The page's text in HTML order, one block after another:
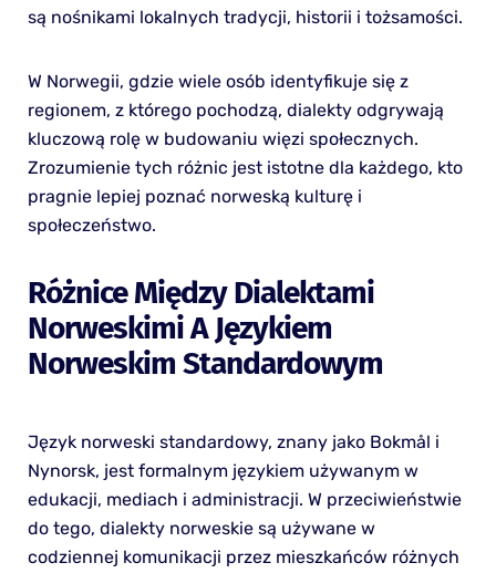
są nośnikami lokalnych tradycji, historii i tożsamości.
W Norwegii, gdzie wiele osób identyfikuje się z
regionem, z którego pochodzą, dialekty odgrywają
kluczową rolę w budowaniu więzi społecznych.
Zrozumienie tych różnic jest istotne dla każdego, kto
pragnie lepiej poznać norweską kulturę i
społeczeństwo.
Różnice Między Dialektami
Norweskimi A Językiem
Norweskim Standardowym
Język norweski standardowy, znany jako Bokmål i
Nynorsk, jest formalnym językiem używanym w
edukacji, mediach i administracji. W przeciwieństwie
do tego, dialekty norweskie są używane w
codziennej komunikacji przez mieszkańców różnych